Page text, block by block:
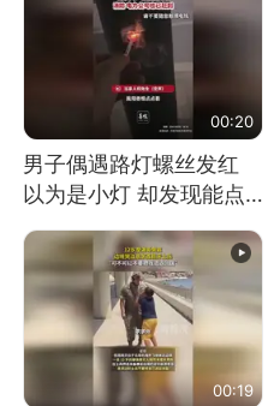
00:20
男子偶遇路灯螺丝发红
以为是小灯 却发现能点
燃香烟 当事人：已报警
处理
00:19